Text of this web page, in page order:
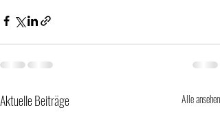
Aktuelle Beiträge Alle ansehen